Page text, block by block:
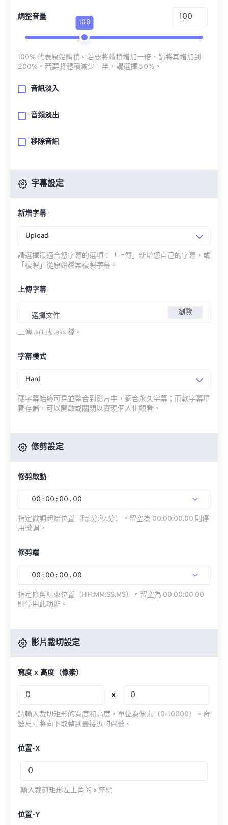
調整音量
100
100% 代表原始體積。若要將體積增加一倍，請將其增加到
200%。若要將體積減少一半，請選擇 50%。
音訊淡入
音頻淡出
移除音訊
字幕設定
新增字幕
Upload
請選擇最適合您字幕的選項：「上傳」新增您自己的字幕，或
「複製」從原始檔案複製字幕。
上傳字幕
選擇文件 瀏覽
上傳 .srt 或 .ass 檔。
字幕模式
Hard
硬字幕始終可見並整合到影片中，適合永久字幕；而軟字幕單
獨存儲，可以開啟或關閉以實現個人化觀看。
修剪設定
修剪啟動
00 : 00 : 00 . 00
指定微調起始位置（時:分:秒.分）。留空為 00:00:00.00 則停
用微調。
修剪端
00 : 00 : 00 . 00
指定修剪結束位置（HH:MM:SS.MS）。留空為 00:00:00.00
則停用此功能。
影片裁切設定
寬度 x 高度（像素）
x
請輸入裁切矩形的寬度和高度，單位為像素（0-10000）。奇
數尺寸將向下取整到最接近的偶數。
位置-X
輸入裁剪矩形左上角的 x 座標
位置-Y